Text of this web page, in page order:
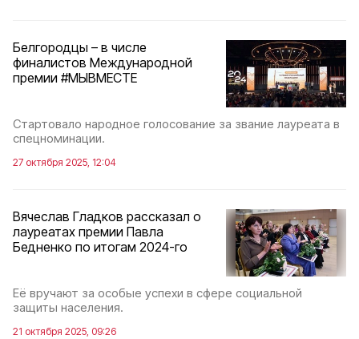
Белгородцы – в числе
финалистов Международной
премии #МЫВМЕСТЕ
Стартовало народное голосование за звание лауреата в
спецноминации.
27 октября 2025, 12:04
Вячеслав Гладков рассказал о
лауреатах премии Павла
Бедненко по итогам 2024-го
Её вручают за особые успехи в сфере социальной
защиты населения.
21 октября 2025, 09:26